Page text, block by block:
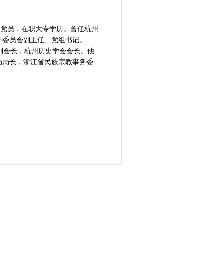
员，在职大专学历。曾任杭州
员会副主任、党组书记。
长，杭州历史学会会长。他
长，浙江省民族宗教事务委